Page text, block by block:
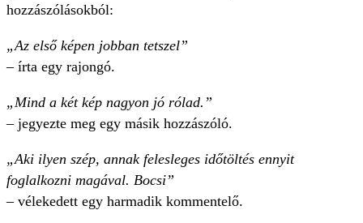
hozzászólásokból:
„Az első képen jobban tetszel”
– írta egy rajongó.
„Mind a két kép nagyon jó rólad.”
– jegyezte meg egy másik hozzászóló.
„Aki ilyen szép, annak felesleges időtöltés ennyit
foglalkozni magával. Bocsi”
– vélekedett egy harmadik kommentelő.